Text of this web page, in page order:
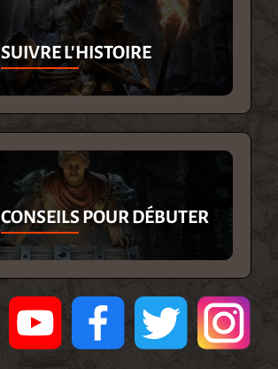
SUIVRE L'HISTOIRE
CONSEILS POUR DÉBUTER